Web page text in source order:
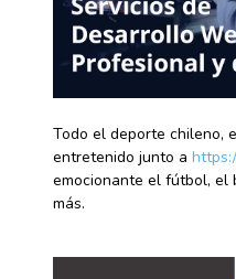
Todo el deporte chileno,
entretenido junto a
emocionante el fútbol, el
más.